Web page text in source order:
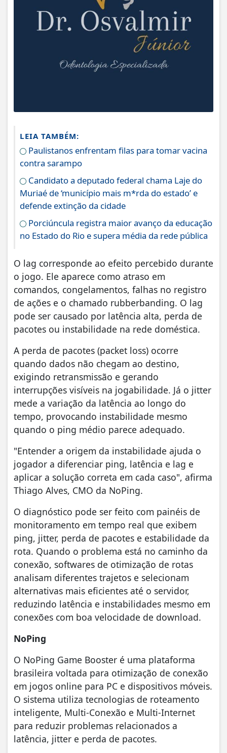
LEIA TAMBÉM:
Paulistanos enfrentam filas para tomar vacina
contra sarampo
Candidato a deputado federal chama Laje do
Muriaé de ‘município mais m*rda do estado’ e
defende extinção da cidade
Porciúncula registra maior avanço da educação
no Estado do Rio e supera média da rede pública
O lag corresponde ao efeito percebido durante
o jogo. Ele aparece como atraso em
comandos, congelamentos, falhas no registro
de ações e o chamado rubberbanding. O lag
pode ser causado por latência alta, perda de
pacotes ou instabilidade na rede doméstica.
A perda de pacotes (packet loss) ocorre
quando dados não chegam ao destino,
exigindo retransmissão e gerando
interrupções visíveis na jogabilidade. Já o jitter
mede a variação da latência ao longo do
tempo, provocando instabilidade mesmo
quando o ping médio parece adequado.
"Entender a origem da instabilidade ajuda o
jogador a diferenciar ping, latência e lag e
aplicar a solução correta em cada caso", afirma
Thiago Alves, CMO da NoPing.
O diagnóstico pode ser feito com painéis de
monitoramento em tempo real que exibem
ping, jitter, perda de pacotes e estabilidade da
rota. Quando o problema está no caminho da
conexão, softwares de otimização de rotas
analisam diferentes trajetos e selecionam
alternativas mais eficientes até o servidor,
reduzindo latência e instabilidades mesmo em
conexões com boa velocidade de download.
NoPing
O NoPing Game Booster é uma plataforma
brasileira voltada para otimização de conexão
em jogos online para PC e dispositivos móveis.
O sistema utiliza tecnologias de roteamento
inteligente, Multi-Conexão e Multi-Internet
para reduzir problemas relacionados a
latência, jitter e perda de pacotes.